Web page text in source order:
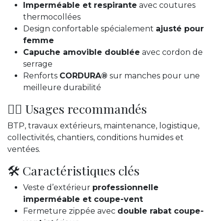
Imperméable et respirante avec coutures
thermocollées
Design confortable spécialement ajusté pour
femme
Capuche amovible doublée avec cordon de
serrage
Renforts CORDURA® sur manches pour une
meilleure durabilité
👷‍♂️ Usages recommandés
BTP, travaux extérieurs, maintenance, logistique,
collectivités, chantiers, conditions humides et
ventées.
🛠️ Caractéristiques clés
Veste d’extérieur professionnelle
imperméable et coupe-vent
Fermeture zippée avec double rabat coupe-